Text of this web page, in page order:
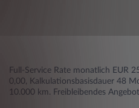
Full-Service Rate monatlich EUR
0,00, Kalkulationsbasisdauer 48
10.000 km. Freibleibendes